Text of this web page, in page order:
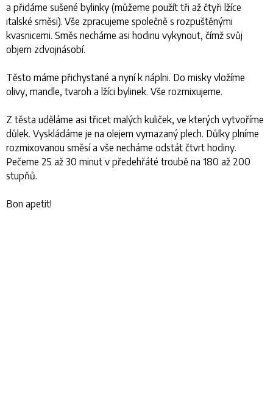
a přidáme sušené bylinky (můžeme použít tři až čtyři lžíce
italské směsi). Vše zpracujeme společně s rozpuštěnými
kvasnicemi. Směs necháme asi hodinu vykynout, čímž svůj
objem zdvojnásobí.
Těsto máme přichystané a nyní k náplni. Do misky vložíme
olivy, mandle, tvaroh a lžíci bylinek. Vše rozmixujeme.
Z těsta uděláme asi třicet malých kuliček, ve kterých vytvoříme
důlek. Vyskládáme je na olejem vymazaný plech. Důlky plníme
rozmixovanou směsí a vše necháme odstát čtvrt hodiny.
Pečeme 25 až 30 minut v předehřáté troubě na 180 až 200
stupňů.
Bon apetit!